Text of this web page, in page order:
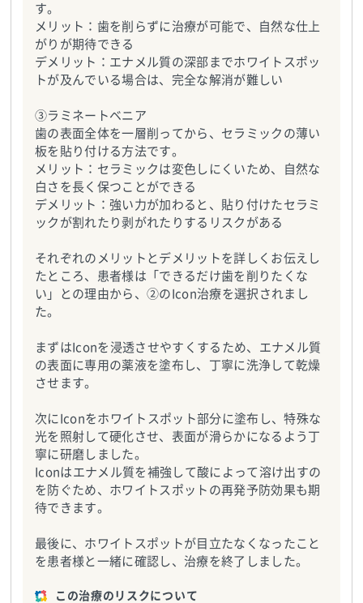
す。
メリット：歯を削らずに治療が可能で、自然な仕上
がりが期待できる
デメリット：エナメル質の深部までホワイトスポッ
トが及んでいる場合は、完全な解消が難しい
③ラミネートベニア
歯の表面全体を一層削ってから、セラミックの薄い
板を貼り付ける方法です。
メリット：セラミックは変色しにくいため、自然な
白さを長く保つことができる
デメリット：強い力が加わると、貼り付けたセラミ
ックが割れたり剥がれたりするリスクがある
それぞれのメリットとデメリットを詳しくお伝えし
たところ、患者様は「できるだけ歯を削りたくな
い」との理由から、②のIcon治療を選択されまし
た。
まずはIconを浸透させやすくするため、エナメル質
の表面に専用の薬液を塗布し、丁寧に洗浄して乾燥
させます。
次にIconをホワイトスポット部分に塗布し、特殊な
光を照射して硬化させ、表面が滑らかになるよう丁
寧に研磨しました。
Iconはエナメル質を補強して酸によって溶け出すの
を防ぐため、ホワイトスポットの再発予防効果も期
待できます。
最後に、ホワイトスポットが目立たなくなったこと
を患者様と一緒に確認し、治療を終了しました。
この治療のリスクについて